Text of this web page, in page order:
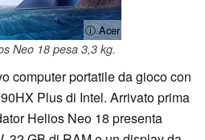
ⓘ Acer
Neo 18 pesa 3,3 kg.
computer portatile da gioco con
Plus di Intel. Arrivato prima
Helios Neo 18 presenta